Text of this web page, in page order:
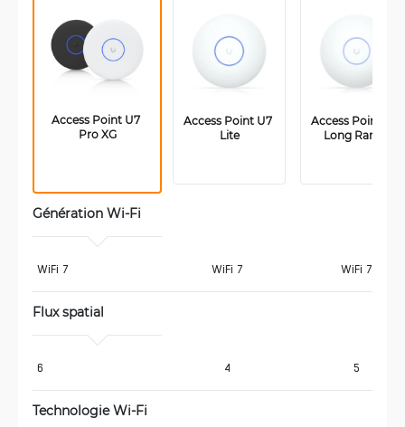
Access Point U7
Pro XG
Access Point U7
Lite
Access Point U7
Long Range
Génération Wi-Fi
WiFi 7 WiFi 7 WiFi 7
Flux spatial
6 4 5
Technologie Wi-Fi